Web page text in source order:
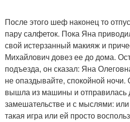
После этого шеф наконец то
пару салфеток. Пока Яна
свой истерзанный макияж и
Михайлович довез ее до дома.
подъезда, он сказал: Яна
не опаздывайте, спокойной
вышла из машины и отправилась
замешательстве и с мыслями:
такая игра или ей просто